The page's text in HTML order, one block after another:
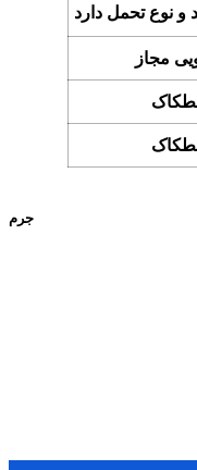
و نوع تحمل دارد
مجاز
جرم